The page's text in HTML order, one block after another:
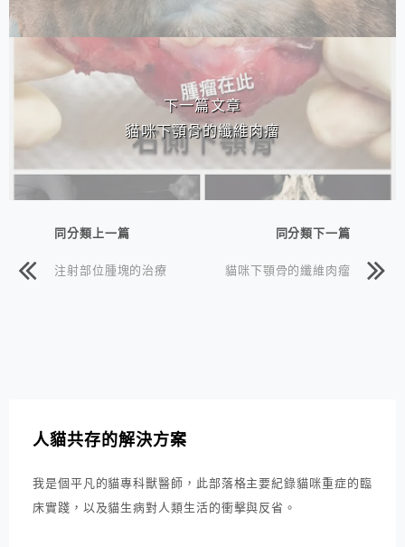
下一篇文章
貓咪下顎骨的纖維肉瘤
同分類上一篇
注射部位腫塊的治療
同分類下一篇
貓咪下顎骨的纖維肉瘤
人貓共存的解決方案
我是個平凡的貓專科獸醫師，此部落格主要紀錄貓咪重症的臨
床實踐，以及貓生病對人類生活的衝擊與反省。